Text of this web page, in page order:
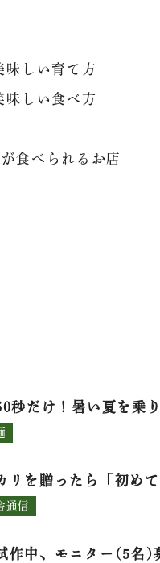
味しい育て方
味しい食べ方
食べられるお店
秒だけ！暑い夏を乗
リを贈ったら「初め
通信
作中、モニター(5名)